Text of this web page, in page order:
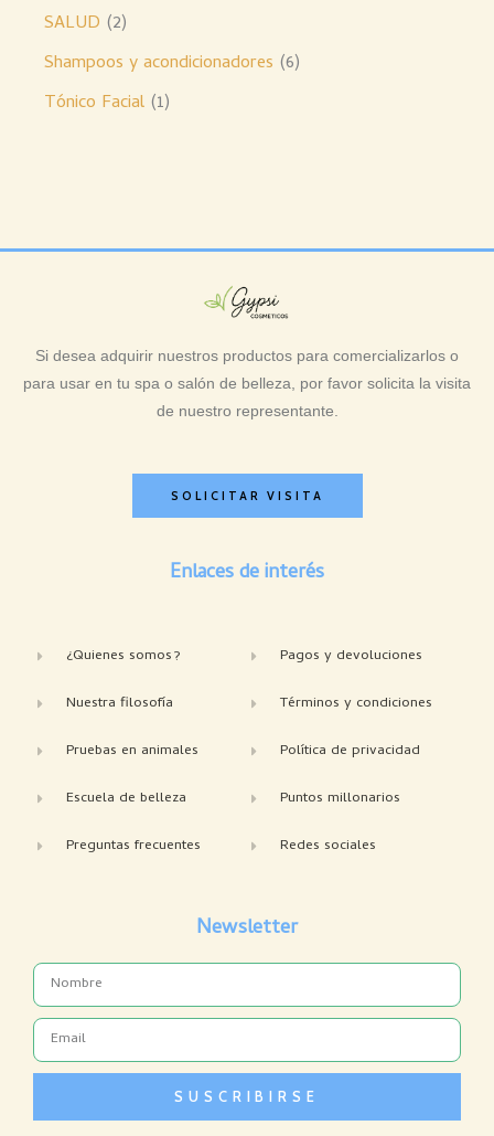
SALUD 2
Shampoos y acondicionadores 6
Tónico Facial 1
Si desea adquirir nuestros productos para comercializarlos o
para usar en tu spa o salón de belleza, por favor solicita la visita
de nuestro representante.
SOLICITAR VISITA
Enlaces de interés
¿Quienes somos?
Nuestra filosofía
Pruebas en animales
Escuela de belleza
Preguntas frecuentes
Pagos y devoluciones
Términos y condiciones
Política de privacidad
Puntos millonarios
Redes sociales
Newsletter
Name
Email
SUSCRIBIRSE